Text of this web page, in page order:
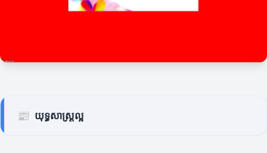
📰 យុទ្ធសាស្ត្រល្អ